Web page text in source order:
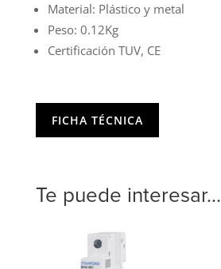
Material: Plástico y metal
Peso: 0.12Kg
Certificación TUV, CE
FICHA TÉCNICA
Te puede interesar...